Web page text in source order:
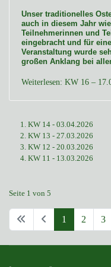
Unser traditionelles
auch in diesem Jahr
Teilnehmerinnen und
eingebracht und für
Veranstaltung wurde
großen Anklang bei
Weiterlesen: KW 16 –
KW 14 - 03.04.2026
KW 13 - 27.03.2026
KW 12 - 20.03.2026
KW 11 - 13.03.2026
Seite 1 von 5
1 2 3